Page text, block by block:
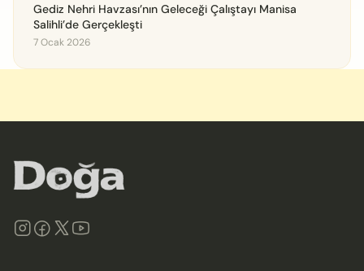
Gediz Nehri Havzası’nın Geleceği Çalıştayı Manisa
Salihli’de Gerçekleşti
7 Ocak 2026